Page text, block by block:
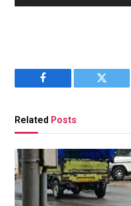
Facebook Twitter
Related Posts